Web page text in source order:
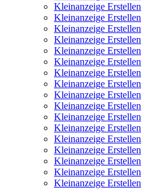
Kleinanzeige Erstellen
Kleinanzeige Erstellen
Kleinanzeige Erstellen
Kleinanzeige Erstellen
Kleinanzeige Erstellen
Kleinanzeige Erstellen
Kleinanzeige Erstellen
Kleinanzeige Erstellen
Kleinanzeige Erstellen
Kleinanzeige Erstellen
Kleinanzeige Erstellen
Kleinanzeige Erstellen
Kleinanzeige Erstellen
Kleinanzeige Erstellen
Kleinanzeige Erstellen
Kleinanzeige Erstellen
Kleinanzeige Erstellen